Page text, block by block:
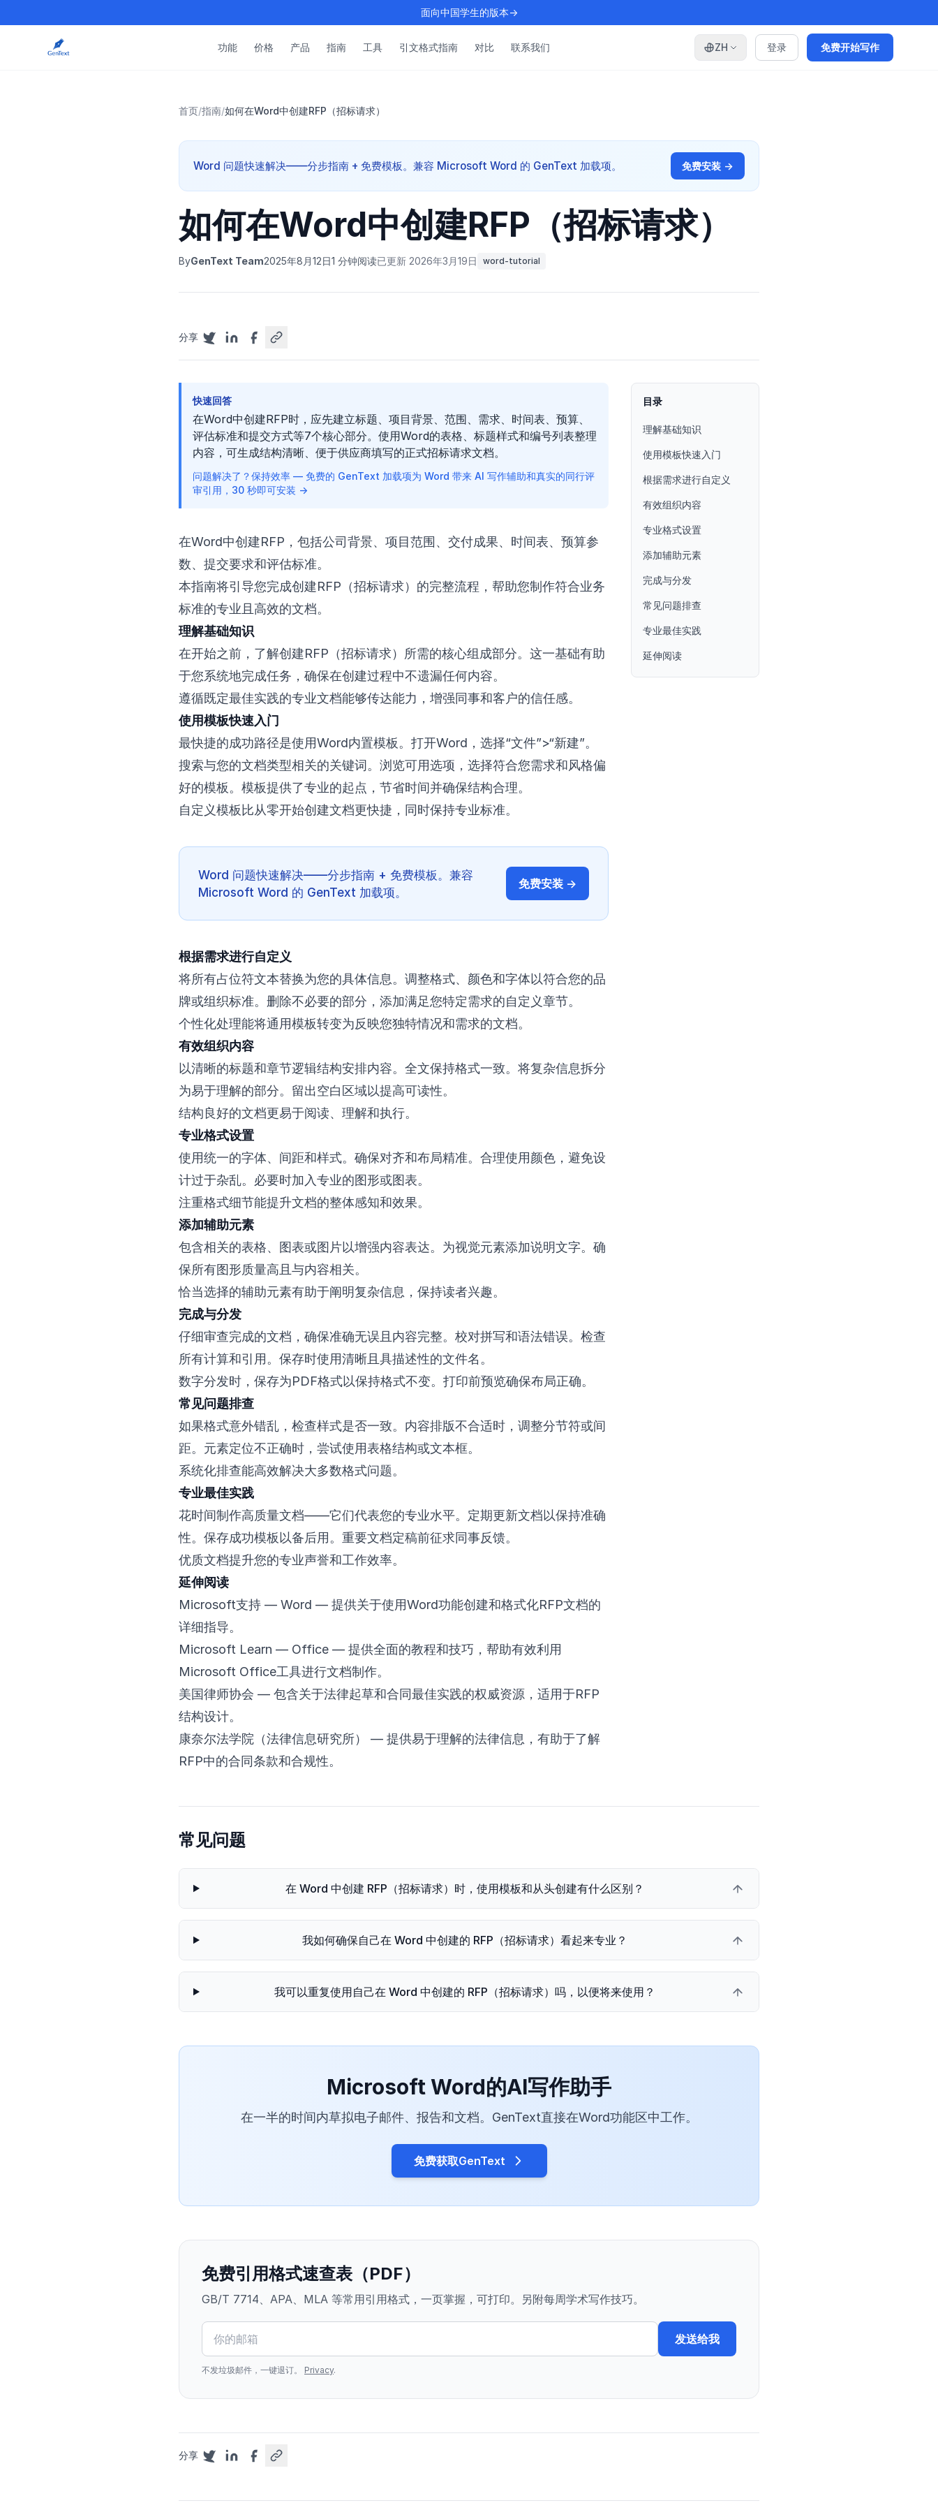
面向中国学生的版本→
功能 价格 产品 指南 工具 引文格式指南 对比 联系我们 ZH 登录 免费开始写作
首页/指南/如何在Word中创建RFP（招标请求）
Word 问题快速解决——分步指南 + 免费模板。兼容 Microsoft Word 的 GenText 加载项。 免费安装 →
如何在Word中创建RFP（招标请求）
ByGenText Team2025年8月12日1 分钟阅读已更新 2026年3月19日 word-tutorial
分享
快速回答
在Word中创建RFP时，应先建立标题、项目背景、范围、需求、时间表、预算、
评估标准和提交方式等7个核心部分。使用Word的表格、标题样式和编号列表整理
内容，可生成结构清晰、便于供应商填写的正式招标请求文档。
问题解决了？保持效率 — 免费的 GenText 加载项为 Word 带来 AI 写作辅助和真实的同行评
审引用，30 秒即可安装 →
在Word中创建RFP，包括公司背景、项目范围、交付成果、时间表、预算参
数、提交要求和评估标准。
本指南将引导您完成创建RFP（招标请求）的完整流程，帮助您制作符合业务
标准的专业且高效的文档。
理解基础知识
在开始之前，了解创建RFP（招标请求）所需的核心组成部分。这一基础有助
于您系统地完成任务，确保在创建过程中不遗漏任何内容。
遵循既定最佳实践的专业文档能够传达能力，增强同事和客户的信任感。
使用模板快速入门
最快捷的成功路径是使用Word内置模板。打开Word，选择“文件”>“新建”。
搜索与您的文档类型相关的关键词。浏览可用选项，选择符合您需求和风格偏
好的模板。模板提供了专业的起点，节省时间并确保结构合理。
自定义模板比从零开始创建文档更快捷，同时保持专业标准。
Word 问题快速解决——分步指南 + 免费模板。兼容
Microsoft Word 的 GenText 加载项。
免费安装 →
根据需求进行自定义
将所有占位符文本替换为您的具体信息。调整格式、颜色和字体以符合您的品
牌或组织标准。删除不必要的部分，添加满足您特定需求的自定义章节。
个性化处理能将通用模板转变为反映您独特情况和需求的文档。
有效组织内容
以清晰的标题和章节逻辑结构安排内容。全文保持格式一致。将复杂信息拆分
为易于理解的部分。留出空白区域以提高可读性。
结构良好的文档更易于阅读、理解和执行。
专业格式设置
使用统一的字体、间距和样式。确保对齐和布局精准。合理使用颜色，避免设
计过于杂乱。必要时加入专业的图形或图表。
注重格式细节能提升文档的整体感知和效果。
添加辅助元素
包含相关的表格、图表或图片以增强内容表达。为视觉元素添加说明文字。确
保所有图形质量高且与内容相关。
恰当选择的辅助元素有助于阐明复杂信息，保持读者兴趣。
完成与分发
仔细审查完成的文档，确保准确无误且内容完整。校对拼写和语法错误。检查
所有计算和引用。保存时使用清晰且具描述性的文件名。
数字分发时，保存为PDF格式以保持格式不变。打印前预览确保布局正确。
常见问题排查
如果格式意外错乱，检查样式是否一致。内容排版不合适时，调整分节符或间
距。元素定位不正确时，尝试使用表格结构或文本框。
系统化排查能高效解决大多数格式问题。
专业最佳实践
花时间制作高质量文档——它们代表您的专业水平。定期更新文档以保持准确
性。保存成功模板以备后用。重要文档定稿前征求同事反馈。
优质文档提升您的专业声誉和工作效率。
延伸阅读
Microsoft支持 — Word — 提供关于使用Word功能创建和格式化RFP文档的
详细指导。
Microsoft Learn — Office — 提供全面的教程和技巧，帮助有效利用
Microsoft Office工具进行文档制作。
美国律师协会 — 包含关于法律起草和合同最佳实践的权威资源，适用于RFP
结构设计。
康奈尔法学院（法律信息研究所）
— 提供易于理解的法律信息，有助于了解
RFP中的合同条款和合规性。
目录
理解基础知识
使用模板快速入门
根据需求进行自定义
有效组织内容
专业格式设置
添加辅助元素
完成与分发
常见问题排查
专业最佳实践
延伸阅读
常见问题
在 Word 中创建 RFP（招标请求）时，使用模板和从头创建有什么区别？
我如何确保自己在 Word 中创建的 RFP（招标请求）看起来专业？
我可以重复使用自己在 Word 中创建的 RFP（招标请求）吗，以便将来使用？
Microsoft Word的AI写作助手
在一半的时间内草拟电子邮件、报告和文档。GenText直接在Word功能区中工作。
免费获取GenText
免费引用格式速查表（PDF）
GB/T 7714、APA、MLA 等常用引用格式，一页掌握，可打印。另附每周学术写作技巧。
发送给我
不发垃圾邮件，一键退订。 Privacy.
分享